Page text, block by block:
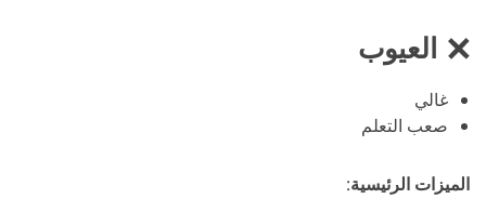
العيوب
غالي
صعب التعلم
الميزات الرئيسية: